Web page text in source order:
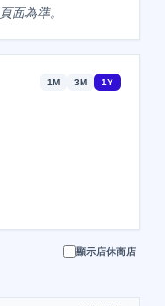
面為準。
1M 3M 1Y
顯示店休商店